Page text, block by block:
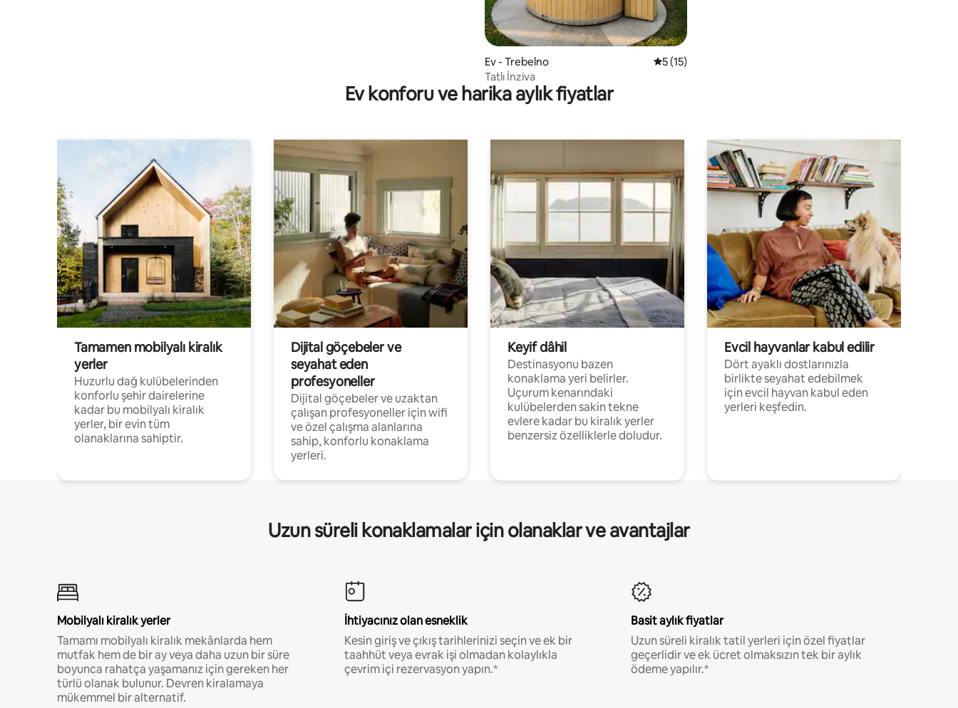
Ev - Trebelno 5 üzerinden ortalama 5 puan, 15 değerlendirme
5 (15)
Tatlı İnziva
Ev konforu ve harika aylık fiyatlar
Tamamen mobilyalı kiralık
yerler
Huzurlu dağ kulübelerinden
konforlu şehir dairelerine
kadar bu mobilyalı kiralık
yerler, bir evin tüm
olanaklarına sahiptir.
Dijital göçebeler ve
seyahat eden
profesyoneller
Dijital göçebeler ve uzaktan
çalışan profesyoneller için wifi
ve özel çalışma alanlarına
sahip, konforlu konaklama
yerleri.
Keyif dâhil
Destinasyonu bazen
konaklama yeri belirler.
Uçurum kenarındaki
kulübelerden sakin tekne
evlere kadar bu kiralık yerler
benzersiz özelliklerle doludur.
Evcil hayvanlar kabul edilir
Dört ayaklı dostlarınızla
birlikte seyahat edebilmek
için evcil hayvan kabul eden
yerleri keşfedin.
Uzun süreli konaklamalar için olanaklar ve avantajlar
Mobilyalı kiralık yerler
Tamamı mobilyalı kiralık mekânlarda hem
mutfak hem de bir ay veya daha uzun bir süre
boyunca rahatça yaşamanız için gereken her
türlü olanak bulunur. Devren kiralamaya
mükemmel bir alternatif.
İhtiyacınız olan esneklik
Kesin giriş ve çıkış tarihlerinizi seçin ve ek bir
taahhüt veya evrak işi olmadan kolaylıkla
çevrim içi rezervasyon yapın.*
Basit aylık fiyatlar
Uzun süreli kiralık tatil yerleri için özel fiyatlar
geçerlidir ve ek ücret olmaksızın tek bir aylık
ödeme yapılır.*